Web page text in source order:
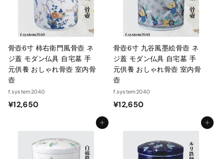
0
骨壺6寸 柿右衛門風骨壺 ネ
ジ蓋 モダン仏具 自宅墓 手
元供養 おしゃれ骨壺 室内骨
壺
f.system2040
¥12,650¥
,
6
骨壺6寸 九谷風墨絵骨壺 ネ
ジ蓋 モダン仏具 自宅墓 手
元供養 おしゃれ骨壺 室内骨
壺
f.system2040
¥12,650¥
,
6
カートに入れる カートに入れる